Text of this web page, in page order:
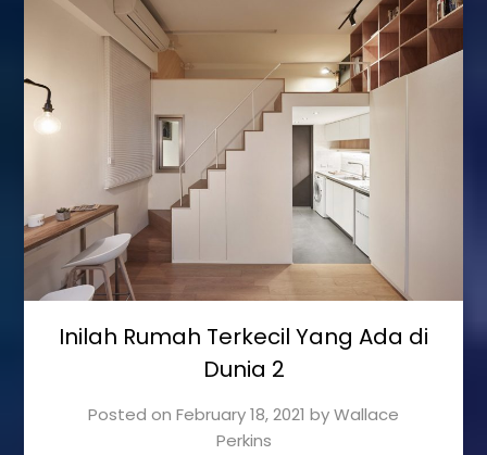
Inilah Rumah Terkecil Yang Ada di
Dunia 2
Posted on February 18, 2021 byWallace
Perkins